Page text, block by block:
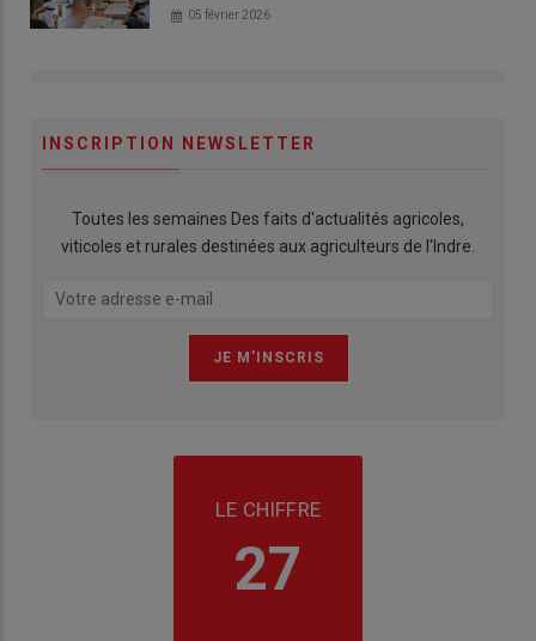
05 février 2026
INSCRIPTION NEWSLETTER
Toutes les semaines Des faits d'actualités agricoles,
viticoles et rurales destinées aux agriculteurs de l'Indre.
LE CHIFFRE
27